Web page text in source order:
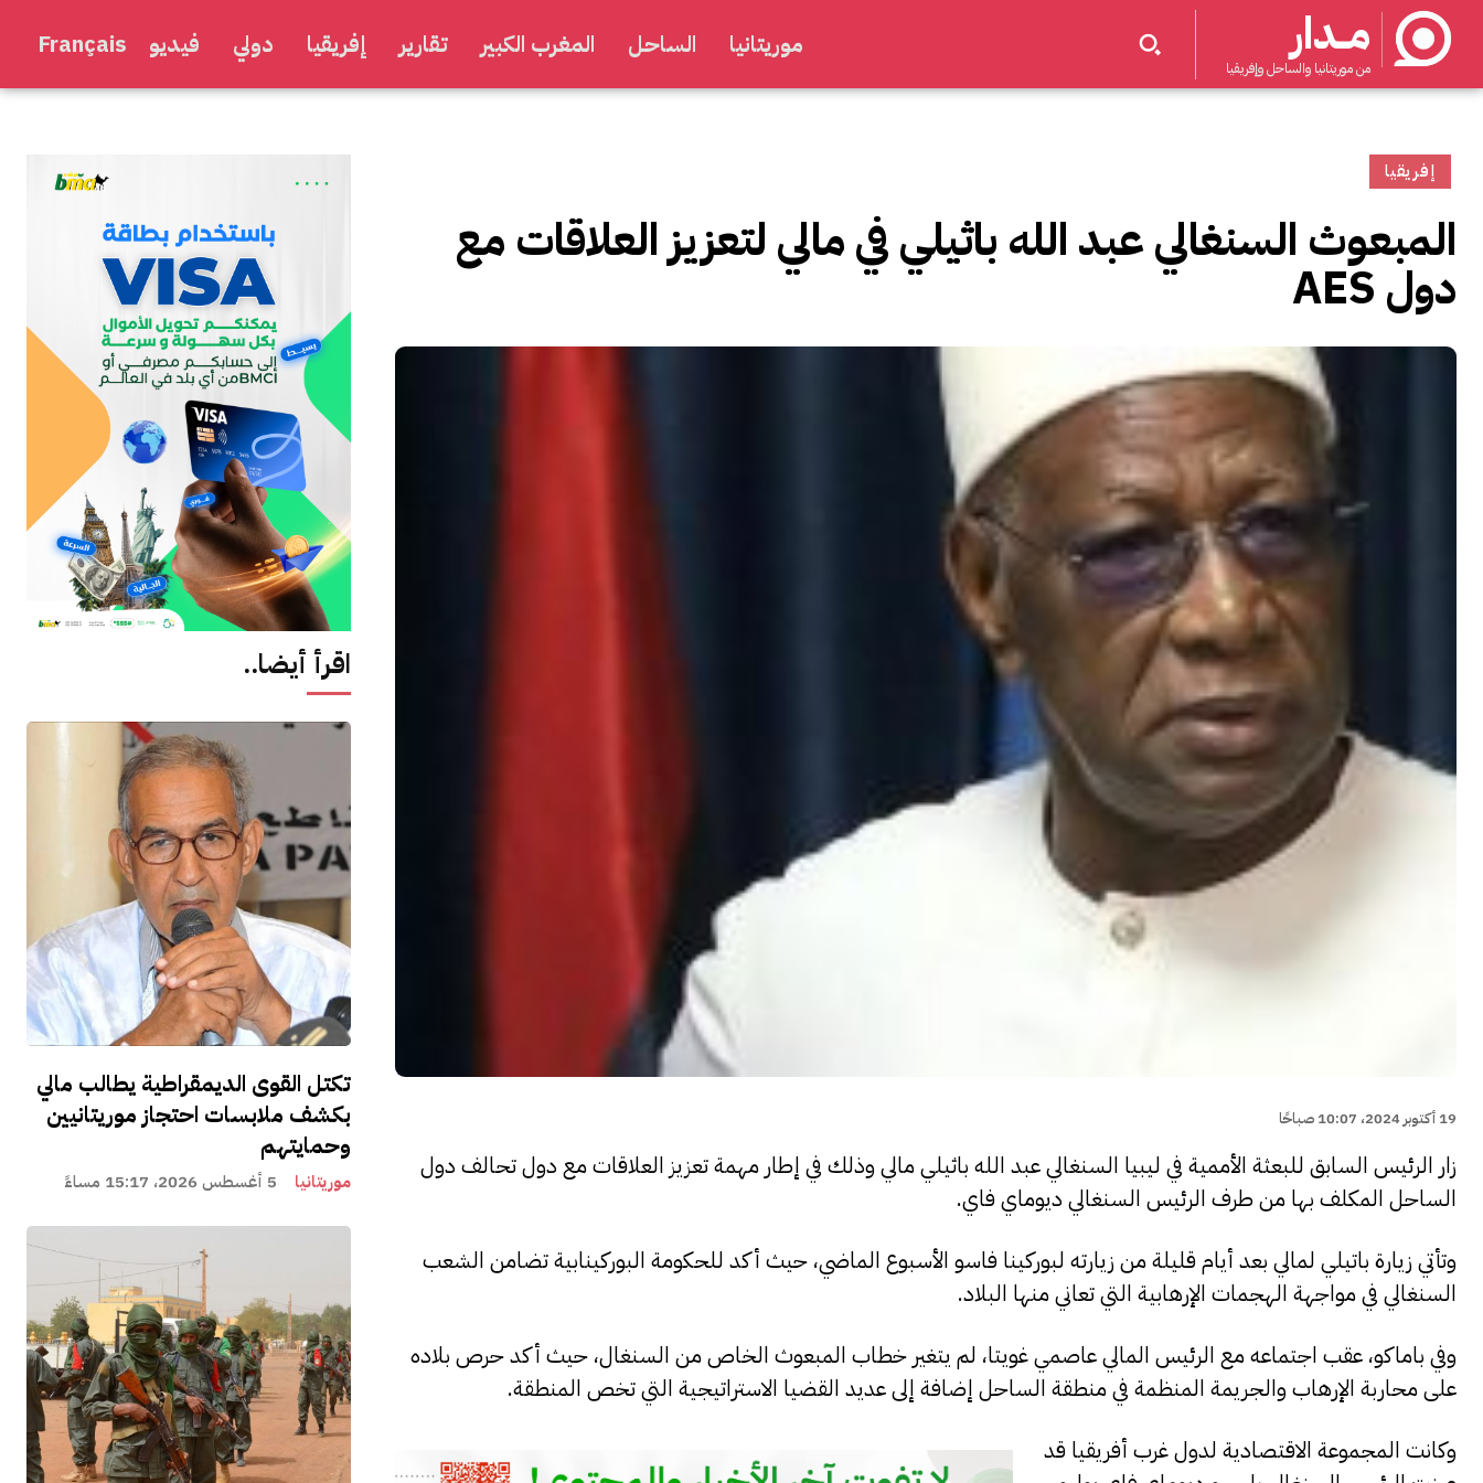
مــدار
من موريتانيا والساحل وإفريقيا
موريتانيا الساحل المغرب الكبير تقارير إفريقيا دولي فيديو Français
اقرأ أيضا..
تكتل القوى الديمقراطية يطالب مالي
بكشف ملابسات احتجاز موريتانيين
وحمايتهم
موريتانيا 5 أغسطس 2026، 15:17 مساءً
إفريقيا
المبعوث السنغالي عبد الله باثيلي في مالي لتعزيز العلاقات مع
دول AES
19 أكتوبر 2024، 10:07 صباحًا
زار الرئيس السابق للبعثة الأممية في ليبيا السنغالي عبد الله باثيلي مالي وذلك في إطار مهمة تعزيز العلاقات مع دول تحالف دول
الساحل المكلف بها من طرف الرئيس السنغالي ديوماي فاي.
وتأتي زيارة باتيلي لمالي بعد أيام قليلة من زيارته لبوركينا فاسو الأسبوع الماضي، حيث أكد للحكومة البوركينابية تضامن الشعب
السنغالي في مواجهة الهجمات الإرهابية التي تعاني منها البلاد.
وفي باماكو، عقب اجتماعه مع الرئيس المالي عاصمي غويتا، لم يتغير خطاب المبعوث الخاص من السنغال، حيث أكد حرص بلاده
على محاربة الإرهاب والجريمة المنظمة في منطقة الساحل إضافة إلى عديد القضيا الاستراتيجية التي تخص المنطقة.
وكانت المجموعة الاقتصادية لدول غرب أفريقيا قد